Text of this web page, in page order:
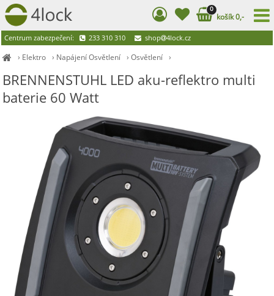
› Elektro › Napájení Osvětlení ›Osvětlení ›
BRENNENSTUHL LED aku-reflektro multi
baterie 60 Watt
0
košík 0,-
Centrum zabezpečení: 233 310 310 shop 4lock.cz